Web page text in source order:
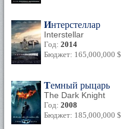
Интерстеллар
Interstellar
Год: 2014
Бюджет: 165,000,000 $
Темный рыцарь
The Dark Knight
Год: 2008
Бюджет: 185,000,000 $